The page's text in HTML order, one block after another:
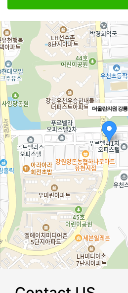
더올린의원 강릉